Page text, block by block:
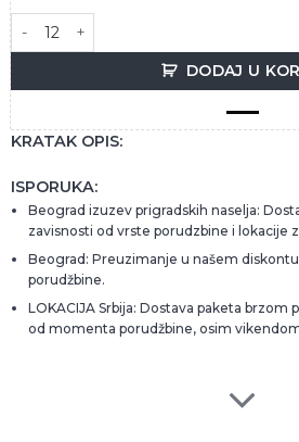
COCA-COLA 0.5 PET količina
DODAJ U
KRATAK OPIS:
ISPORUKA:
Beograd izuzev prigradskih naselja:
zavisnosti od vrste porudzbine i lokacije
Beograd: Preuzimanje u našem
porudžbine.
LOKACIJA Srbija: Dostava paketa brzom
od momenta porudžbine, osim